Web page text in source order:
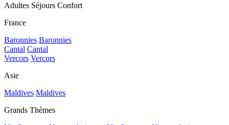
Adultes Séjours Confort
France
Baronnies Baronnies
Cantal Cantal
Vercors Vercors
Asie
Maldives Maldives
Grands Thèmes